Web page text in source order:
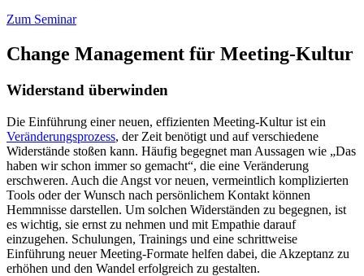
Zum Seminar
Change Management für Meeting-Kultur
Widerstand überwinden
Die Einführung einer neuen, effizienten Meeting-Kultur ist ein
Veränderungsprozess, der Zeit benötigt und auf verschiedene
Widerstände stoßen kann. Häufig begegnet man Aussagen wie „Das
haben wir schon immer so gemacht“, die eine Veränderung
erschweren. Auch die Angst vor neuen, vermeintlich komplizierten
Tools oder der Wunsch nach persönlichem Kontakt können
Hemmnisse darstellen. Um solchen Widerständen zu begegnen, ist
es wichtig, sie ernst zu nehmen und mit Empathie darauf
einzugehen. Schulungen, Trainings und eine schrittweise
Einführung neuer Meeting-Formate helfen dabei, die Akzeptanz zu
erhöhen und den Wandel erfolgreich zu gestalten.